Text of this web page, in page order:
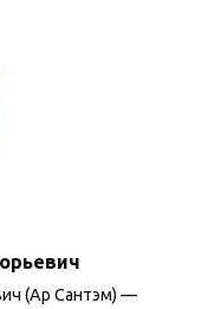
(Ар Сантэм) —